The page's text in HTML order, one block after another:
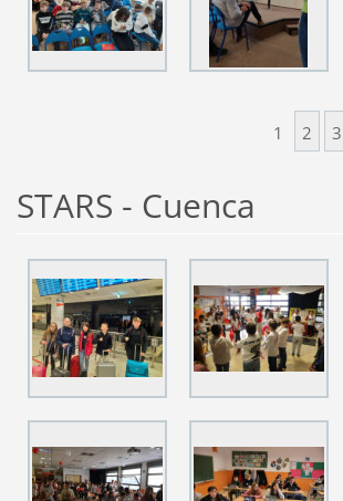
1 2 3
STARS - Cuenca